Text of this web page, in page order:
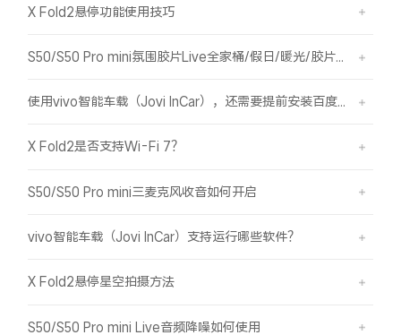
X Fold2悬停功能使用技巧
X Fold2是否支持Wi-Fi 7？
S50/S50 Pro mini三麦克风收音如何开启
vivo智能车载（Jovi InCar）支持运行哪些软件？
X Fold2悬停星空拍摄方法
S50/S50 Pro mini Live音频降噪如何使用